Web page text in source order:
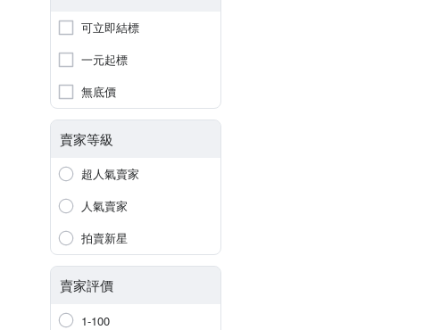
可立即結標
一元起標
無底價
賣家等級
超人氣賣家
人氣賣家
拍賣新星
賣家評價
1-100